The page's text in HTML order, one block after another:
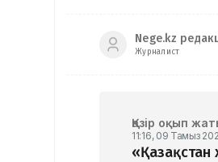
Nege.kz
Журналист
Қазір оқып
11:16, 09 Тамыз
«Қазақстан